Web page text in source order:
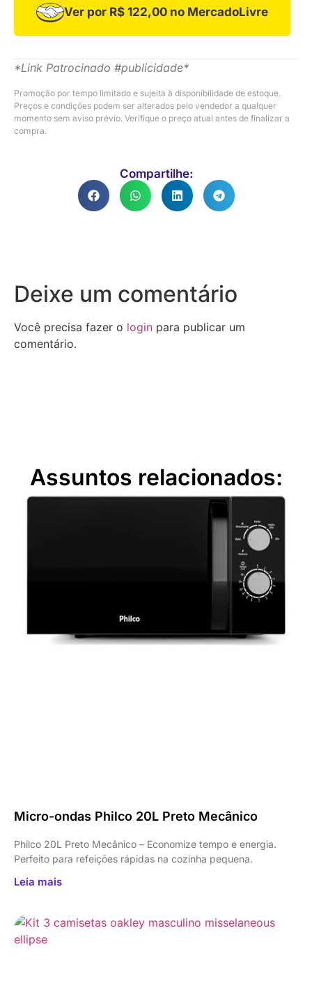
Ver por R$ 122,00 no MercadoLivre
*Link Patrocinado #publicidade*
Promoção por tempo limitado e sujeita à disponibilidade de estoque.
Preços e condições podem ser alterados pelo vendedor a qualquer
momento sem aviso prévio. Verifique o preço atual antes de finalizar a
compra.
Compartilhe:
Deixe um comentário
Você precisa fazer o login para publicar um
comentário.
Assuntos relacionados:
Micro-ondas Philco 20L Preto Mecânico
Philco 20L Preto Mecânico – Economize tempo e energia.
Perfeito para refeições rápidas na cozinha pequena.
Leia mais